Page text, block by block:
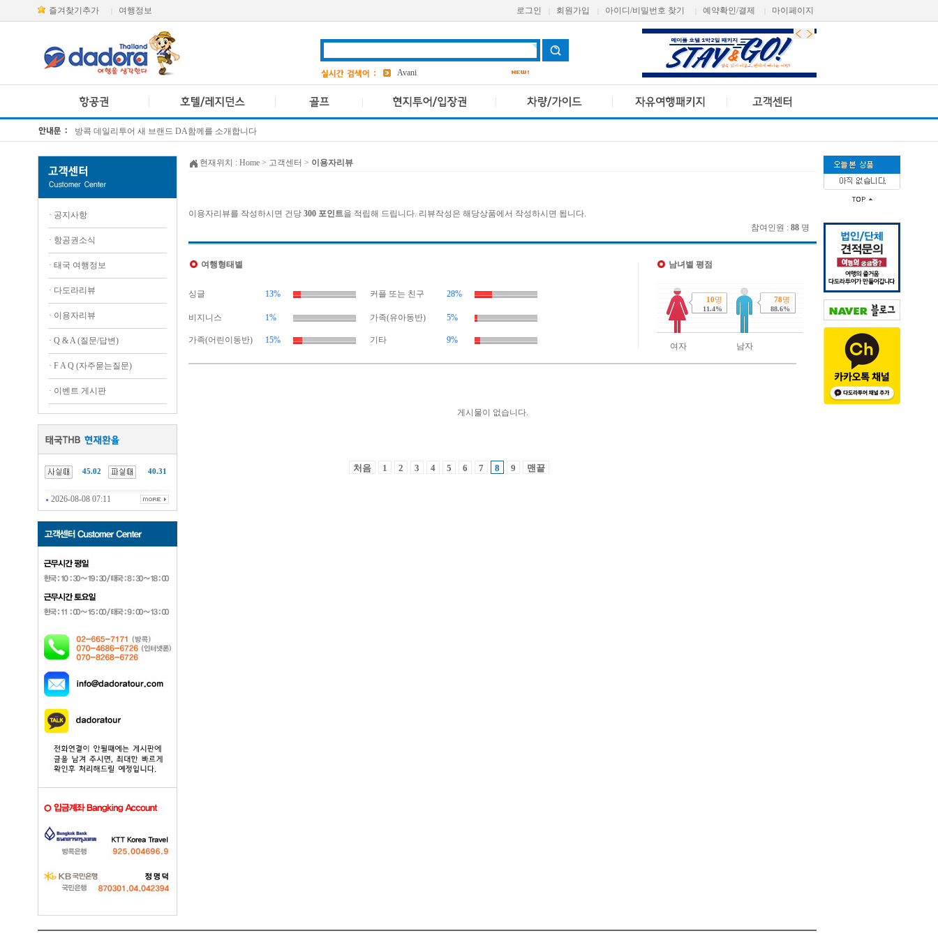
즐겨찾기추가 여행정보 로그인 회원가입 아이디/비밀번호 찾기 예약확인/결제 마이페이지
Avani
grand
방콕 데일리투어 새 브랜드 DA함께를 소개합니다
· 공지사항
· 항공권소식
· 태국 여행정보
· 다도라리뷰
· 이용자리뷰
· Q & A (질문/답변)
· F A Q (자주묻는질문)
· 이벤트 게시판
45.02 40.31
2026-08-08 07:11
현재위치 : Home > 고객센터 > 이용자리뷰
이용자리뷰를 작성하시면 건당 300 포인트을 적립해 드립니다. 리뷰작성은 해당상품에서 작성하시면 됩니다.
참여인원 : 88 명
여행형태별
싱글 13% 커플 또는 친구 28%
비지니스 1% 가족(유아동반) 5%
가족(어린이동반) 15% 기타 9%
남녀별 평점
10명
11.4%
78명
88.6%
여자 남자
게시물이 없습니다.
처음 1 2 3 4 5 6 7 8 9 맨끝